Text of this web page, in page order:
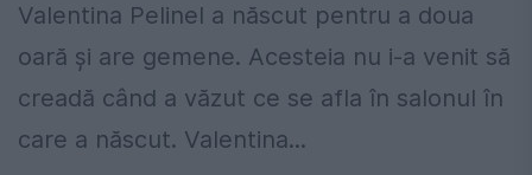
Valentina Pelinel a născut pentru a doua
oară și are gemene. Acesteia nu i-a venit să
creadă când a văzut ce se afla în salonul în
care a născut. Valentina...